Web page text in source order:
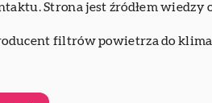
Strona jest źródłem
filtrów powietrza do